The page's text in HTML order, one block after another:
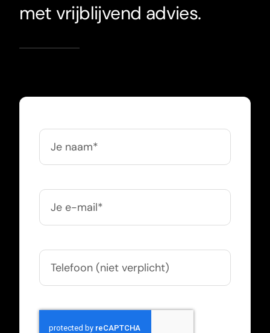
met vrijblijvend advies.